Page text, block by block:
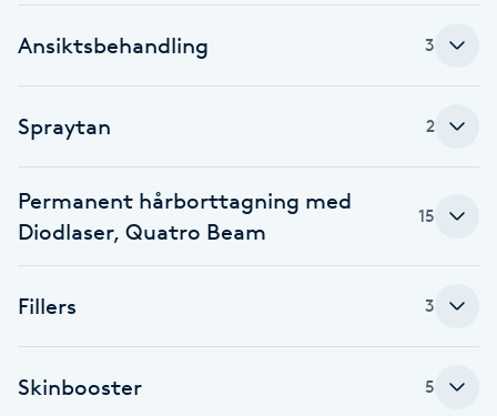
J
K18
Katun fransar
Keratinbehandling
Ansiktsbehandling 3
Spraytan 2
Permanent hårborttagning med
Diodlaser, Quatro Beam
15
Fillers 3
Skinbooster 5